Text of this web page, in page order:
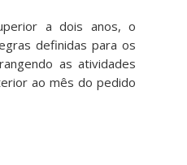
a dois anos, o
definidas para os
as atividades
ao mês do pedido